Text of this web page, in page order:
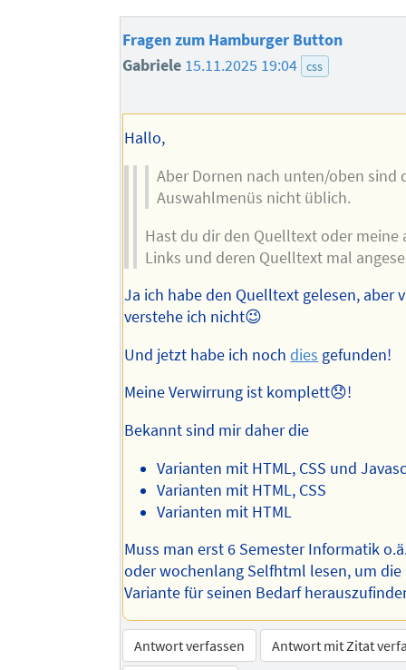
Fragen zum Hamburger Button
Gabriele 15.11.2025 19:04 css
Hallo,
Aber Dornen nach unten/oben sind
Auswahlmenüs nicht üblich.
Hast du dir den Quelltext oder meine
Links und deren Quelltext mal
Ja ich habe den Quelltext gelesen, aber
verstehe ich nicht😉
Und jetzt habe ich nochdies gefunden!
Meine Verwirrung ist komplett😞!
Bekannt sind mir daher die
Varianten mit HTML, CSS und
Varianten mit HTML, CSS
Varianten mit HTML
Muss man erst 6 Semester Informatik
oder wochenlang Selfhtml lesen, um die
Variante für seinen Bedarf
Antwort verfassen
Antwort mit Zitat